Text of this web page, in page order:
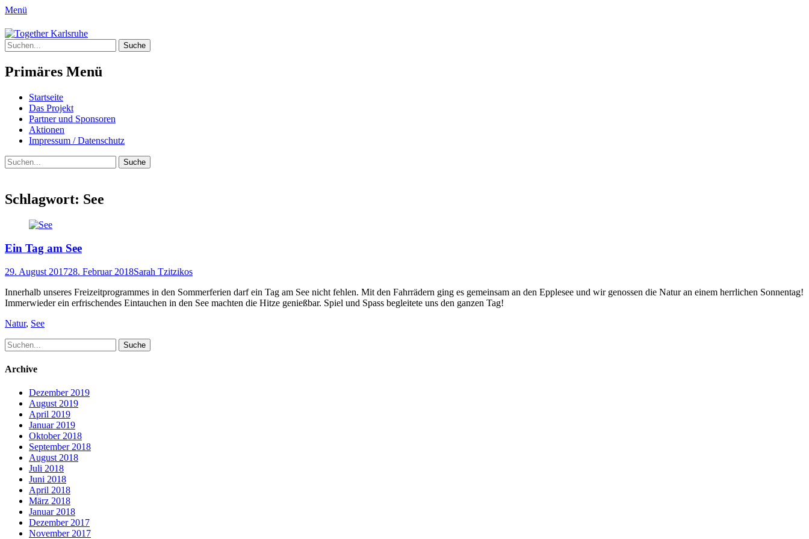
Menü
Together Karlsruhe
Integration von jungen Menschen mit Fluchterfahrung und Migrationshintergrund
Suche
nach:
Primäres Menü
Springe
zum
Inhalt
Startseite
Das Projekt
Partner und Sponsoren
Aktionen
Impressum / Datenschutz
Suchen
Suche
nach:
Schlagwort: See
Ein Tag am See
Posted
29. August 201728. Februar 2018Author
Sarah Tzitzikos
Innerhalb unseres Freizeitprogrammes in den Sommerferien darf ein Tag am See nicht fehlen. Mit den Fahrrädern ging es gemeinsam an den Epplesee und wir genossen die Natur an einem herrlichen Sonnentag!
Immerwieder ein erfrischendes Eintauchen in den See machten die Hitze genießbar. Spiel und Spass begleitete uns den ganzen Tag!
Schlagworte
Natur, See
Suche
nach:
Archive
Dezember 2019
August 2019
April 2019
Januar 2019
Oktober 2018
September 2018
August 2018
Juli 2018
Juni 2018
April 2018
März 2018
Januar 2018
Dezember 2017
November 2017